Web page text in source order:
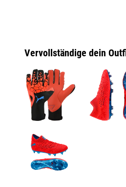
Vervollständige dein